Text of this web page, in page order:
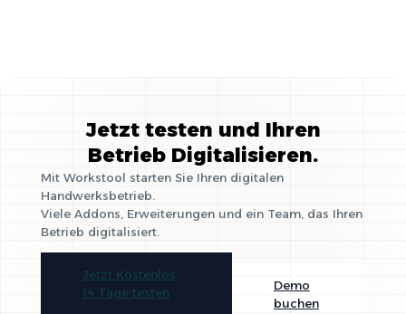
Jetzt testen und Ihren
Betrieb Digitalisieren.
Mit Workstool starten Sie Ihren digitalen
Handwerksbetrieb.
Viele Addons, Erweiterungen und ein Team, das Ihren
Betrieb digitalisiert.
Jetzt Kostenlos
14 Tage testen
Demo
buchen